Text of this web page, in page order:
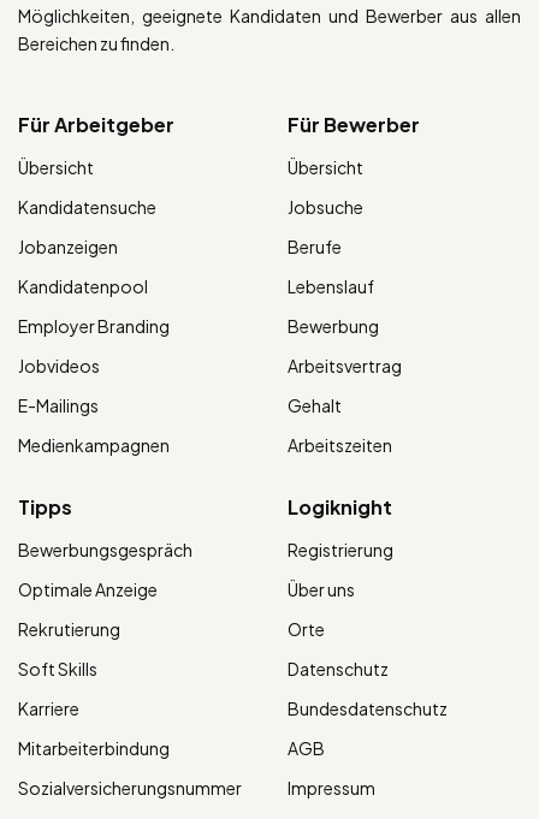
Möglichkeiten, geeignete Kandidaten und Bewerber aus allen
Bereichen zu finden.
Für Arbeitgeber
Übersicht
Kandidatensuche
Jobanzeigen
Kandidatenpool
Employer Branding
Jobvideos
E-Mailings
Medienkampagnen
Für Bewerber
Übersicht
Jobsuche
Berufe
Lebenslauf
Bewerbung
Arbeitsvertrag
Gehalt
Arbeitszeiten
Tipps
Bewerbungsgespräch
Optimale Anzeige
Rekrutierung
Soft Skills
Karriere
Mitarbeiterbindung
Sozialversicherungsnummer
Logiknight
Registrierung
Über uns
Orte
Datenschutz
Bundesdatenschutz
AGB
Impressum